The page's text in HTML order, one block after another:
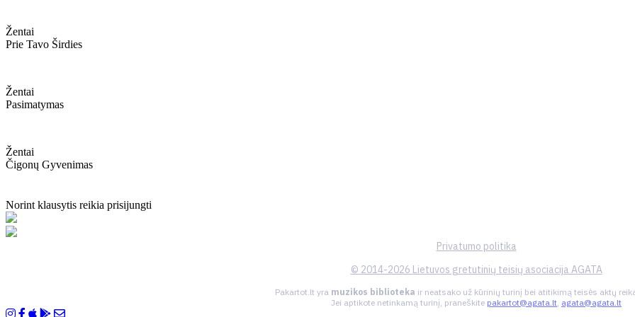
Žentai
Prie Tavo Širdies
Žentai
Pasimatymas
Žentai
Čigonų Gyvenimas
Norint klausytis reikia prisijungti
Privatumo politika
© 2014-2026 Lietuvos gretutinių teisių asociacija AGATA
Pakartot.lt yra muzikos biblioteka ir neatsako už kūrinių turinį bei atitikimą teisės aktų
Jei aptikote netinkamą turinį, praneškite pakartot@agata.lt, agata@agata.lt